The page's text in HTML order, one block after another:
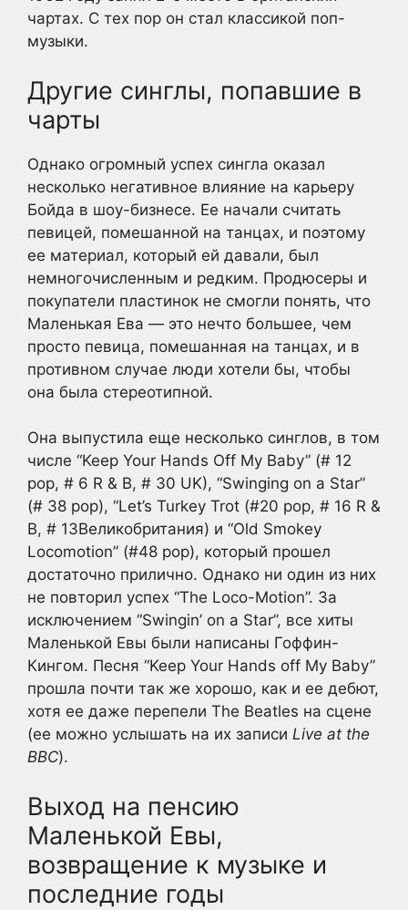
чартах. С тех пор он стал классикой поп-
музыки.
Другие синглы, попавшие в
чарты
Однако огромный успех сингла оказал
несколько негативное влияние на карьеру
Бойда в шоу-бизнесе. Ее начали считать
певицей, помешанной на танцах, и поэтому
ее материал, который ей давали, был
немногочисленным и редким. Продюсеры и
покупатели пластинок не смогли понять, что
Маленькая Ева — это нечто большее, чем
просто певица, помешанная на танцах, и в
противном случае люди хотели бы, чтобы
она была стереотипной.
Она выпустила еще несколько синглов, в том
числе “Keep Your Hands Off My Baby” (# 12
pop, # 6 R & B, # 30 UK), “Swinging on a Star”
(# 38 pop), “Let’s Turkey Trot (#20 pop, # 16 R &
B, # 13Великобритания) и “Old Smokey
Locomotion” (#48 pop), который прошел
достаточно прилично. Однако ни один из них
не повторил успех “The Loco-Motion”. За
исключением “Swingin’ on a Star”, все хиты
Маленькой Евы были написаны Гоффин-
Кингом. Песня “Keep Your Hands off My Baby”
прошла почти так же хорошо, как и ее дебют,
хотя ее даже перепели The Beatles на сцене
(ее можно услышать на их записи Live at the
BBC).
Выход на пенсию
Маленькой Евы,
возвращение к музыке и
последние годы